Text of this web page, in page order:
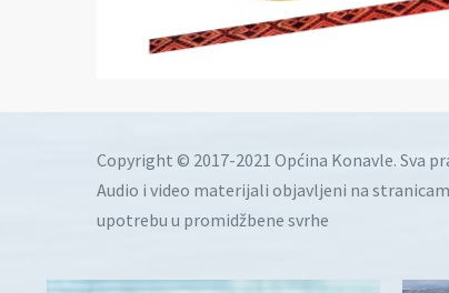
Copyright © 2017-2021 Općina Konavle. Sva
Audio i video materijali objavljeni na
upotrebu u promidžbene svrhe